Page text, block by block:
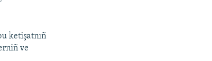
ketişatnıñ
ve